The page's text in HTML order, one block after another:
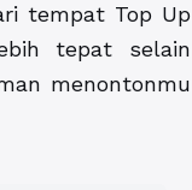
tempat Top Up
tepat selain
menontonmu